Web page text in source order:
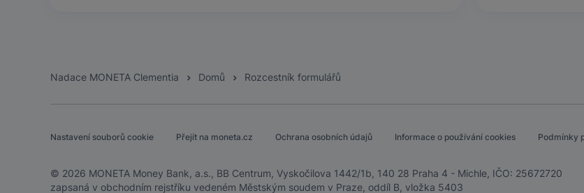
Nadace MONETA Clementia Domů Rozcestník formulářů
Nastavení souborů cookie Přejít na moneta.cz Ochrana osobních údajů Informace o používání cookies Podmínky
© 2026 MONETA Money Bank, a.s., BB Centrum, Vyskočilova 1442/1b, 140 28 Praha 4 - Michle, IČO: 25672720
zapsaná v obchodním rejstříku vedeném Městským soudem v Praze, oddíl B, vložka 5403